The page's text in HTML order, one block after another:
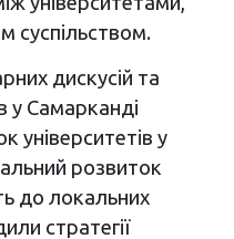
суспільством.
дискусій та
у Самарканді
університетів у
розвиток
до локальних
стратегії